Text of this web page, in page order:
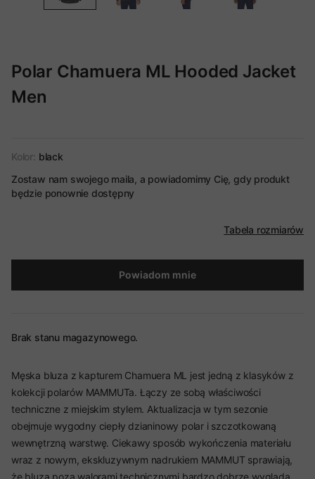
Polar Chamuera ML Hooded Jacket
Men
Kolor: black
Zostaw nam swojego maila, a powiadomimy Cię, gdy produkt
będzie ponownie dostępny
Tabela rozmiarów
Powiadom mnie
Brak stanu magazynowego.
Męska bluza z kapturem Chamuera ML jest jedną z klasyków z
kolekcji polarów MAMMUTa. Łączy ze sobą właściwości
techniczne z miejskim stylem. Aktualizacja w tym sezonie
obejmuje wygodny ciepły dzianinowy polar i szczotkowaną
wewnętrzną warstwę. Ciekawy sposób wykończenia materiału
wraz z nowym, ekskluzywnym nadrukiem MAMMUT sprawiają,
że bluza poza walorami technicznymi bardzo dobrze wygląda.